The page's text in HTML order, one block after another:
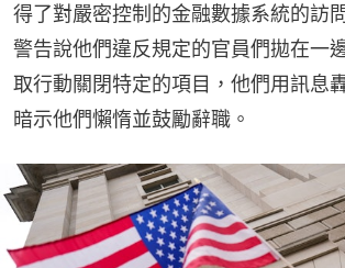
得了對嚴密控制的金融數據系統的訪
警告說他們違反規定的官員們拋在一
取行動關閉特定的項目，他們用訊息
暗示他們懶惰並鼓勵辭職。